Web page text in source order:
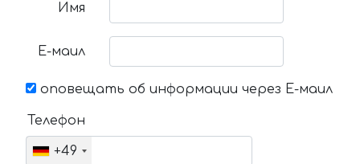
Имя
Е-маил
оповещать об информации через Е-маил
Телефон
+49